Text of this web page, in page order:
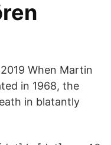
When Martin
in 1968, the
in blatantly